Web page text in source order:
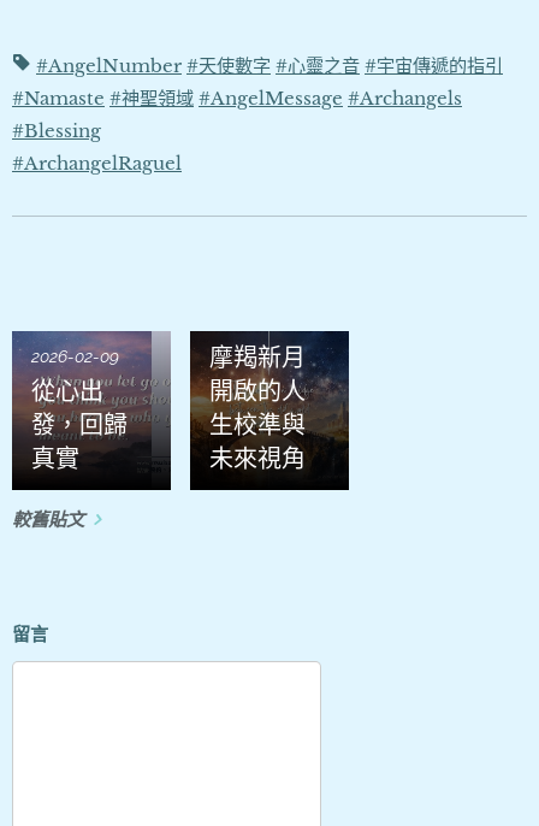
#AngelNumber #天使數字 #心靈之音 #宇宙傳遞的指引
#Namaste #神聖領域 #AngelMessage #Archangels
#Blessing
#ArchangelRaguel
2026-02-09
從心出
發，回歸
真實
摩羯新月
開啟的人
生校準與
未來視角
較舊貼文
留言